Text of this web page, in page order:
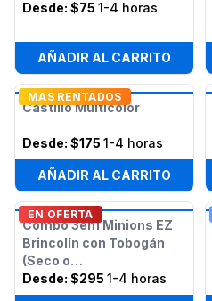
Desde: $75 1-4 horas
AÑADIR AL CARRITO
MAS RENTADOS
Castillo Multicolor
Desde: $175 1-4 horas
AÑADIR AL CARRITO
EN OFERTA
Combo 3en1 Minions EZ
Brincolín con Tobogán
(Seco o
Húmedo/Acuático)
Desde: $295 1-4 horas